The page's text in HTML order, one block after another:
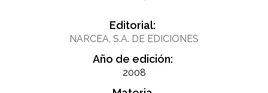
Editorial:
NARCEA, S.A. DE EDICIONES
Año de edición:
2008